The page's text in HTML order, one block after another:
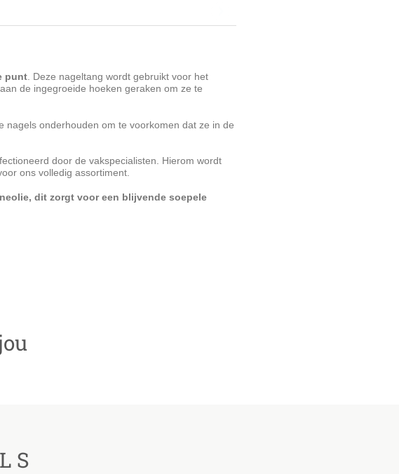
punt . Deze nageltang wordt gebruikt voor het
de ingegroeide hoeken geraken om ze te
onderhouden om te voorkomen dat ze in de
door de vakspecialisten. Hierom wordt
ons volledig assortiment.
dit zorgt voor een blijvende soepele
S